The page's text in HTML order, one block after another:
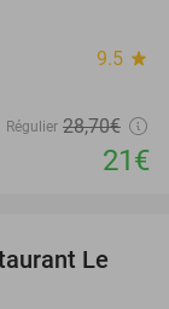
9.5 star
Régulier 28,70€
21€
25%
Le